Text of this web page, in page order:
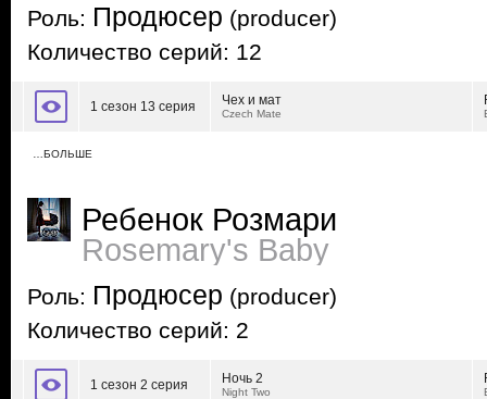
Роль: Продюсер (producer)
Количество серий: 12
1 сезон 13 серия Чех и мат
Czech Mate
…БОЛЬШЕ
Ребенок Розмари
Rosemary's Baby
Роль: Продюсер (producer)
Количество серий: 2
1 сезон 2 серия Ночь 2
Night Two